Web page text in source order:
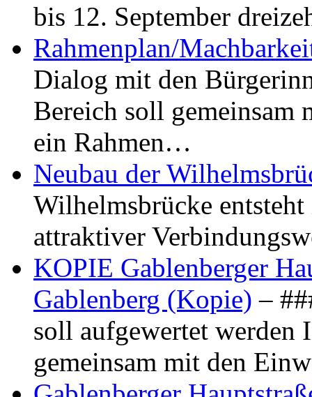
bis 12. September
Rahmenplan/
Dialog mit den
Bereich soll gemeinsam
ein Rahmen…
Neubau der
Wilhelmsbrücke
attraktiver
KOPIE Gablenberger
Gablenberg (Kopie) –
soll aufgewertet werden
gemeinsam mit den